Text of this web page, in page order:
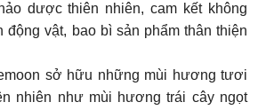
dược thiên nhiên, cam kết không
động vật, bao bì sản phẩm thân thiện
sở hữu những mùi hương tươi
nhiên như mùi hương trái cây ngọt